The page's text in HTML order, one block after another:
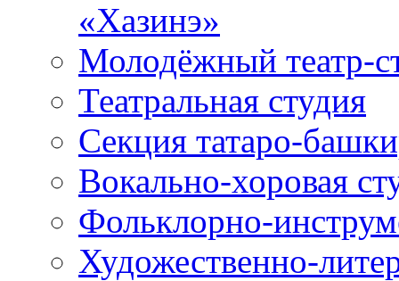
«Хазинэ»
Молодёжный театр-
Театральная студия
Секция татаро-
Вокально-хоровая
Фольклорно-
Художественно-